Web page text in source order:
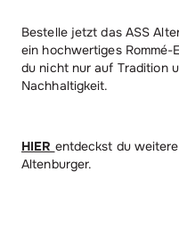
Bestelle jetzt das ASS
ein hochwertiges Rommé-
du nicht nur auf Tradition
Nachhaltigkeit.
HIER entdeckst du
Altenburger.